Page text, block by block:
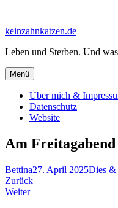
springen
keinzahnkatzen.de
Leben und Sterben. Und
Menü
Über mich &
Datenschutz
Website
Am
Bettina27. April 2025Dies &
Beitragsnavigation
Zurück
Weiter